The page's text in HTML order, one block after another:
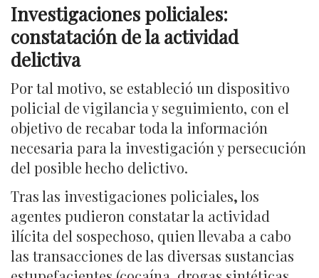
Investigaciones policiales:
constatación de la actividad
delictiva
Por tal motivo, se estableció un dispositivo
policial de vigilancia y seguimiento, con el
objetivo de recabar toda la información
necesaria para la investigación y persecución
del posible hecho delictivo.
Tras las investigaciones policiales,los
agentes pudieron constatar la actividad
ilícita del sospechoso, quien llevaba a cabo
las transacciones de las diversas sustancias